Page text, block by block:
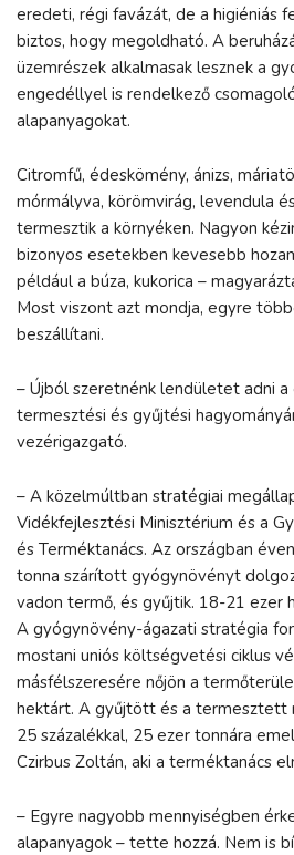
eredeti, régi favázát, de a higiéniás
biztos, hogy megoldható. A
üzemrészek alkalmasak lesznek a
engedéllyel is rendelkező
alapanyagokat.
Citromfű, édeskömény, ánizs,
mórmályva, körömvirág, levendula
termesztik a környéken. Nagyon
bizonyos esetekben kevesebb
például a búza, kukorica –
Most viszont azt mondja, egyre
beszállítani.
– Újból szeretnénk lendületet adni
termesztési és gyűjtési
vezérigazgató.
– A közelmúltban stratégiai
Vidékfejlesztési Minisztérium és a
és Terméktanács. Az országban
tonna szárított gyógynövényt
vadon termő, és gyűjtik. 18-21 ezer
A gyógynövény-ágazati stratégia
mostani uniós költségvetési ciklus
másfélszeresére nőjön a
hektárt. A gyűjtött és a termesztett
25 százalékkal, 25 ezer tonnára
Czirbus Zoltán, aki a terméktanács
– Egyre nagyobb mennyiségben
alapanyagok – tette hozzá. Nem is